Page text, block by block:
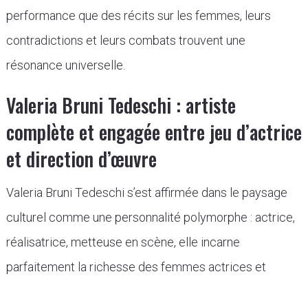
performance que des récits sur les femmes, leurs
contradictions et leurs combats trouvent une
résonance universelle.
Valeria Bruni Tedeschi : artiste
complète et engagée entre jeu d’actrice
et direction d’œuvre
Valeria Bruni Tedeschi s’est affirmée dans le paysage
culturel comme une personnalité polymorphe : actrice,
réalisatrice, metteuse en scène, elle incarne
parfaitement la richesse des femmes actrices et